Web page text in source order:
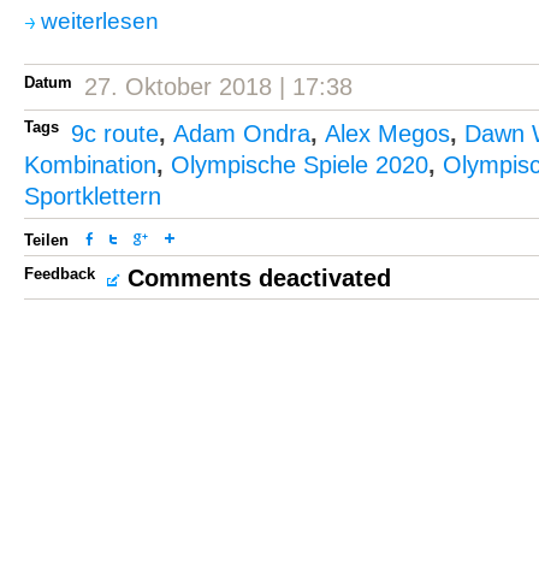
weiterlesen
Datum 27. Oktober 2018 | 17:38
Tags 9c route, Adam Ondra, Alex Megos, Dawn
Kombination, Olympische Spiele 2020,
Sportklettern
Teilen
Feedback
Comments deactivated